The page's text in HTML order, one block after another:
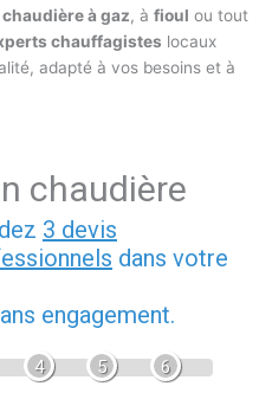
chaudière à gaz, à fioul ou tout
chauffagistes locaux
adapté à vos besoins et à
chaudière
3 devis
dans votre
engagement.
4 5 6